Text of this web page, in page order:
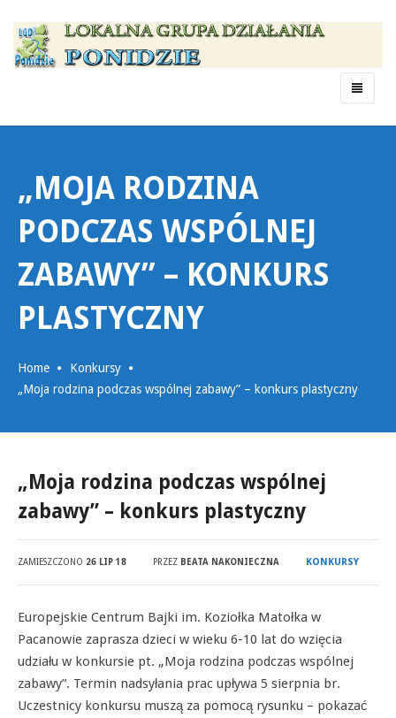
Menu
„MOJA RODZINA
PODCZAS WSPÓLNEJ
ZABAWY” – KONKURS
PLASTYCZNY
Home
Konkursy
„Moja rodzina podczas wspólnej zabawy” – konkurs plastyczny
„Moja rodzina podczas wspólnej
zabawy” – konkurs plastyczny
ZAMIESZCZONO 26 LIP 18 PRZEZ BEATA NAKONIECZNA KONKURSY
Europejskie Centrum Bajki im. Koziołka Matołka w
Pacanowie zaprasza dzieci w wieku 6-10 lat do wzięcia
udziału w konkursie pt. „Moja rodzina podczas wspólnej
zabawy”. Termin nadsyłania prac upływa 5 sierpnia br.
Uczestnicy konkursu muszą za pomocą rysunku – pokazać